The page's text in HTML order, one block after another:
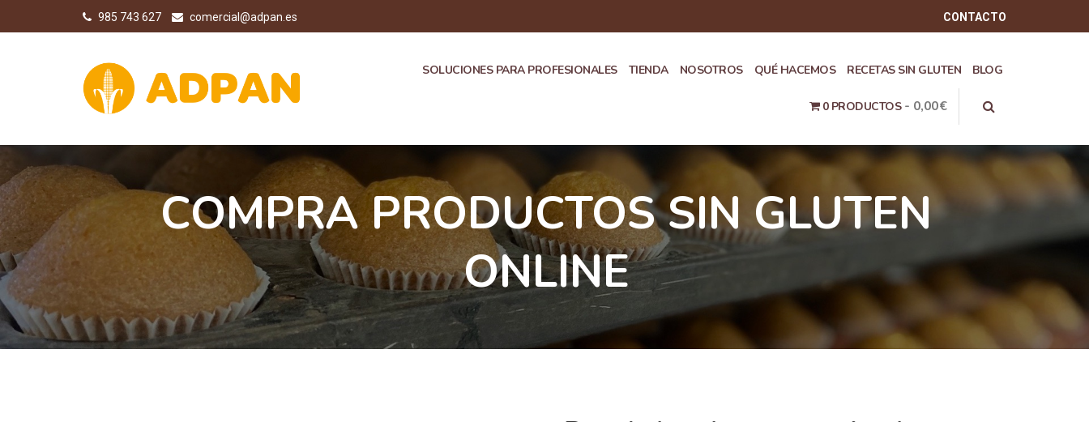
985 743 627 comercial@adpan.es CONTACTO
SOLUCIONES PARA PROFESIONALES TIENDA NOSOTROS QUÉ HACEMOS RECETAS SIN GLUTEN BLOG
0 PRODUCTOS 0,00€
COMPRA PRODUCTOS SIN GLUTEN
ONLINE